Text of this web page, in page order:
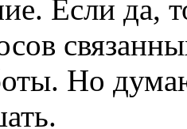
Если да,
Но